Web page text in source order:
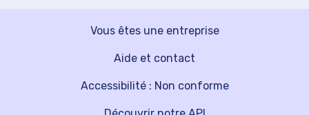
Vous êtes une entreprise
Aide et contact
Accessibilité : Non conforme